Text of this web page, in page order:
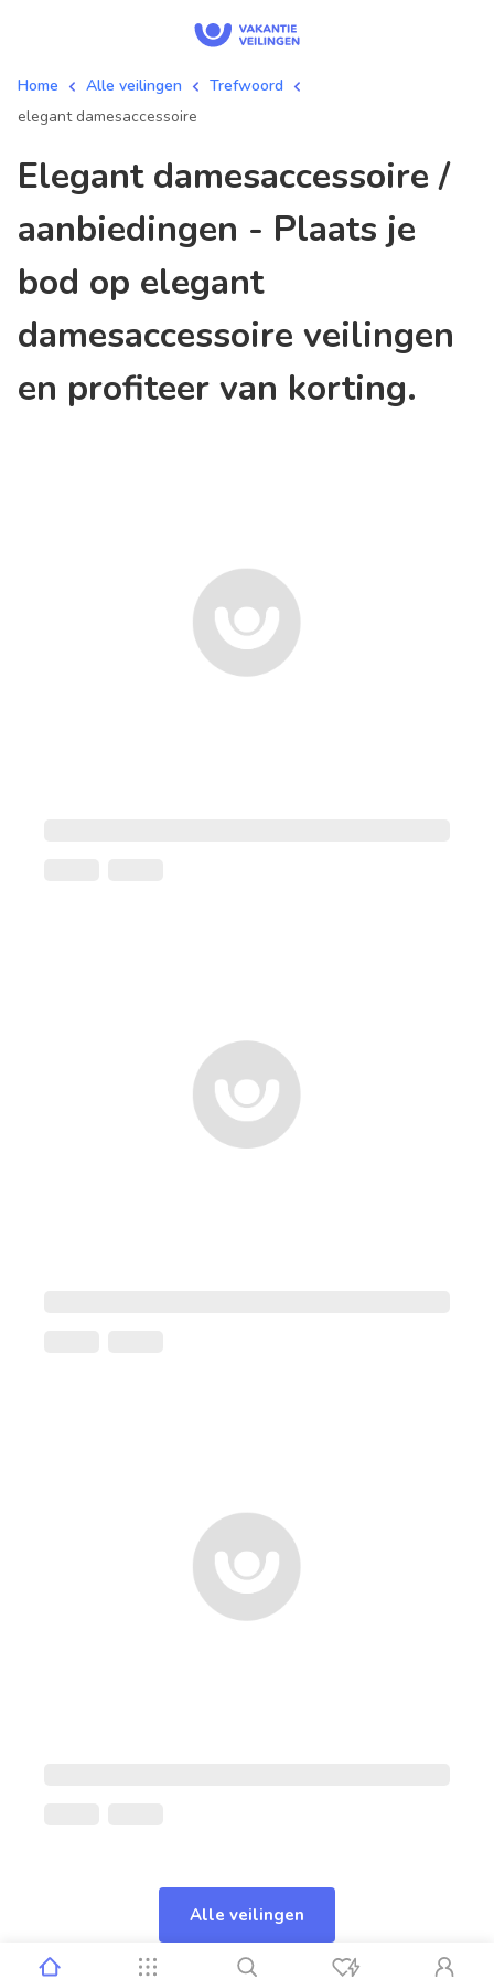
Home Alle veilingen
Trefwoord
elegant damesaccessoire
elegant damesaccessoire /
aanbiedingen - Plaats je
bod op elegant
damesaccessoire veilingen
en profiteer van korting.
Alle veilingen